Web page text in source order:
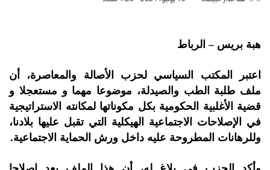
هبة بريس – الرباط
اعتبر المكتب السياسي لحزب الأصالة والمعاصرة، أن
ملف طلبة الطب والصيدلة، موضوعا مهما و مستعجلا و
قضية الأغلبية الحكومية بكل مكوناتها لمكانته الاستراتيجية
في الإصلاحات الاجتماعية الهيكلية التي تقبل عليها بلادنا،
وللرهانات المطروحة عليه داخل ورش الحماية الاجتماعية.